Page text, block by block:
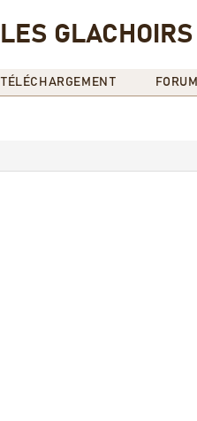
LES GLACHOIRS
TÉLÉCHARGEMENT FORUM